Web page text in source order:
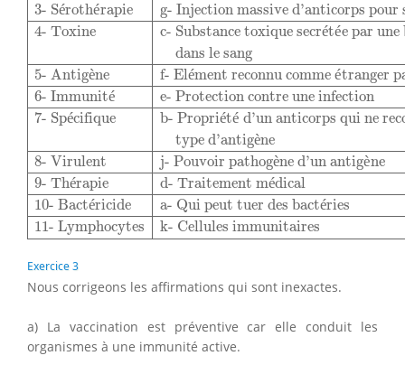
3- Sérothérapie
g- Injection massive d’anticorps pour
4- Toxine
c- Substance toxique secrétée par une
dans le sang
5- Antigène f- Elément reconnu comme étranger
6- Immunité
e- Protection contre une infection
7- Spécifique b- Propriété d’un anticorps qui ne
type d’antigène
8- Virulent
j- Pouvoir pathogène d’un antigène
9- Thérapie d- Traitement médical
10- Bactéricide a- Qui peut tuer des bactéries
11- Lymphocytes
k- Cellules immunitaires
Exercice 3
Nous corrigeons les affirmations qui sont inexactes.
a) La vaccination est préventive car elle conduit les
organismes à une immunité active.